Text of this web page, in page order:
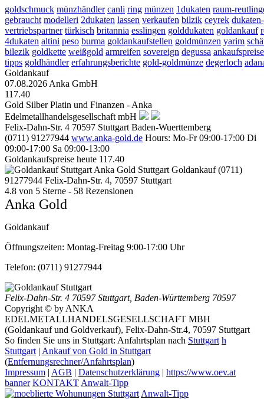
goldschmuck münzhändler canli ring münzen 1dukaten raum-
gebraucht modelleri 2dukaten lassen verkaufen bilzik ceyrek
vertriebspartner türkisch britannia esslingen golddukaten goldankauf
4dukaten altini peso burma goldankaufstellen goldmünzen yarim
bilezik goldkette weißgold armreifen sovereign degussa ankaufspreise
tipps goldhändler erfahrungsberichte gold-goldmünze degerloch
Goldankauf
07.08.2026 Anka GmbH
117.40
Gold Silber Platin und Finanzen - Anka
Edelmetallhandelsgesellschaft mbH
Felix-Dahn-Str. 4 70597 Stuttgart Baden-Wuerttemberg
(0711) 91277944 www.anka-gold.de Hours: Mo-Fr 09:00-17:00 Di
09:00-17:00 Sa 09:00-13:00
Goldankaufspreise heute 117.40
Anka Gold Stuttgart Goldankauf (0711)
91277944 Felix-Dahn-Str. 4, 70597 Stuttgart
4.8 von 5 Sterne - 58 Rezensionen
Anka Gold
Goldankauf
Öffnungszeiten: Montag-Freitag 9:00-17:00 Uhr
Telefon: (0711) 91277944
Felix-Dahn-Str. 4 70597 Stuttgart, Baden-Württemberg 70597
Copyright © by ANKA
EDELMETALLHANDELSGESELLSCHAFT MBH
(Goldankauf und Goldverkauf), Felix-Dahn-Str.4, 70597 Stuttgart
So finden Sie uns in Stuttgart: Anfahrtsplan nach Stuttgart h
Stuttgart | Ankauf von Gold in Stuttgart
(Entfernungsrechner/Anfahrtsplan)
Impressum | AGB | Datenschutzerklärung | https://www.oev.at
banner KONTAKT Anwalt-Tipp
Anwalt-Tipp